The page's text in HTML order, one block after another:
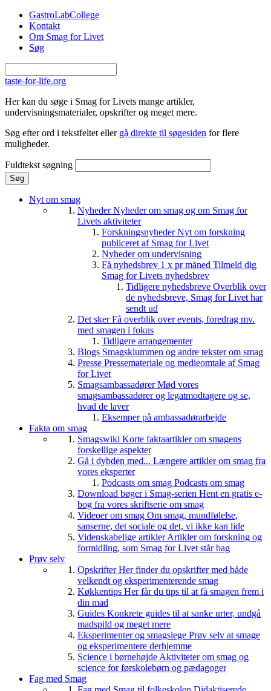
Gå til hovedindhold
GastroLabCollege
Kontakt
Om Smag for Livet
Søg
taste-for-life.org
Her kan du søge i Smag for Livets mange artikler,
undervisningsmaterialer, opskrifter og meget mere.
Søg efter ord i tekstfeltet eller gå direkte til søgesiden for flere
muligheder.
Fuldtekst søgning
Nyt om smag
NyhederNyheder om smag og om Smag for
Livets aktiviteter
ForskningsnyhederNyt om forskning
publiceret af Smag for Livet
Nyheder om undervisning
Få nyhedsbrev 1 x pr måned Tilmeld dig
Smag for Livets nyhedsbrev
Tidligere nyhedsbreve Overblik over
de nyhedsbreve, Smag for Livet har
sendt ud
Det skerFå overblik over events, foredrag mv.
med smagen i fokus
Tidligere arrangementer
Blogs Smagsklummen og andre tekster om smag
Presse Pressemateriale og medieomtale af Smag
for Livet
SmagsambassadørerMød vores
smagsambassadører og legatmodtagere og se,
hvad de laver
Eksemper på ambassadørarbejde
Fakta om smag
Smagswiki Korte faktaartikler om smagens
forskellige aspekter
Gå i dybden med... Længere artikler om smag fra
vores eksperter
Podcasts om smag Podcasts om smag
Download bøger i Smag-serien Hent en gratis e-
bog fra vores skriftserie om smag
Videoer om smag Om smag, mundfølelse,
sanserne, det sociale og det, vi ikke kan lide
Videnskabelige artiklerArtikler om forskning og
formidling, som Smag for Livet står bag
Prøv selv
OpskrifterHer finder du opskrifter med både
velkendt og eksperimenterende smag
Køkkentips Her får du tips til at få smagen frem i
din mad
Guides Konkrete guides til at sanke urter, undgå
madspild og meget mere
Eksperimenter og smagslege Prøv selv at smage
og eksperimentere derhjemme
Science i børnehøjde Aktiviteter om smag og
science for førskolebørn og pædagoger
Fag med Smag